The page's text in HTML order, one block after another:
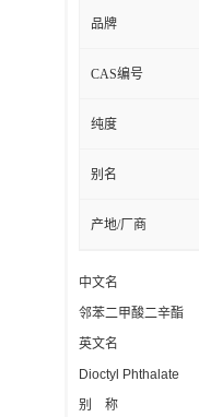
品牌
CAS编号
纯度
别名
产地/厂商
中文名
邻苯二甲酸二辛酯
英文名
Dioctyl Phthalate
别 称